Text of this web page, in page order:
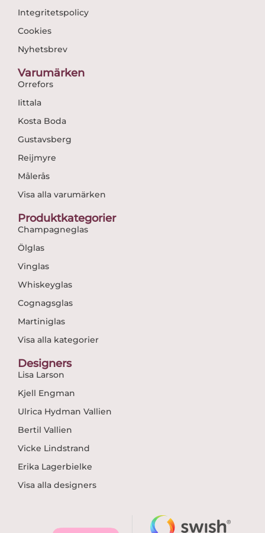
Integritetspolicy
Cookies
Nyhetsbrev
Varumärken
Orrefors
Iittala
Kosta Boda
Gustavsberg
Reijmyre
Målerås
Visa alla varumärken
Produktkategorier
Champagneglas
Ölglas
Vinglas
Whiskeyglas
Cognagsglas
Martiniglas
Visa alla kategorier
Designers
Lisa Larson
Kjell Engman
Ulrica Hydman Vallien
Bertil Vallien
Vicke Lindstrand
Erika Lagerbielke
Visa alla designers